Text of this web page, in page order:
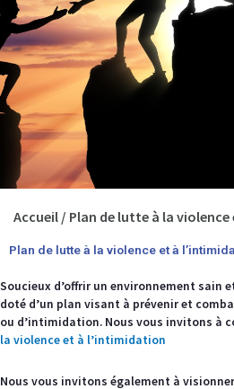
Accueil / Plan de lutte à la
Plan de lutte à la violence et à
Soucieux d’offrir un environnement sain
doté d’un plan visant à prévenir et
ou d’intimidation. Nous vous invitons à
la violence et à l’intimidation
Nous vous invitons également à